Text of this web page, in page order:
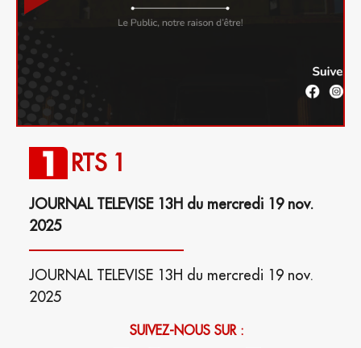
RTS 1
JOURNAL TELEVISE 13H du mercredi 19 nov.
2025
JOURNAL TELEVISE 13H du mercredi 19 nov.
2025
SUIVEZ-NOUS SUR :